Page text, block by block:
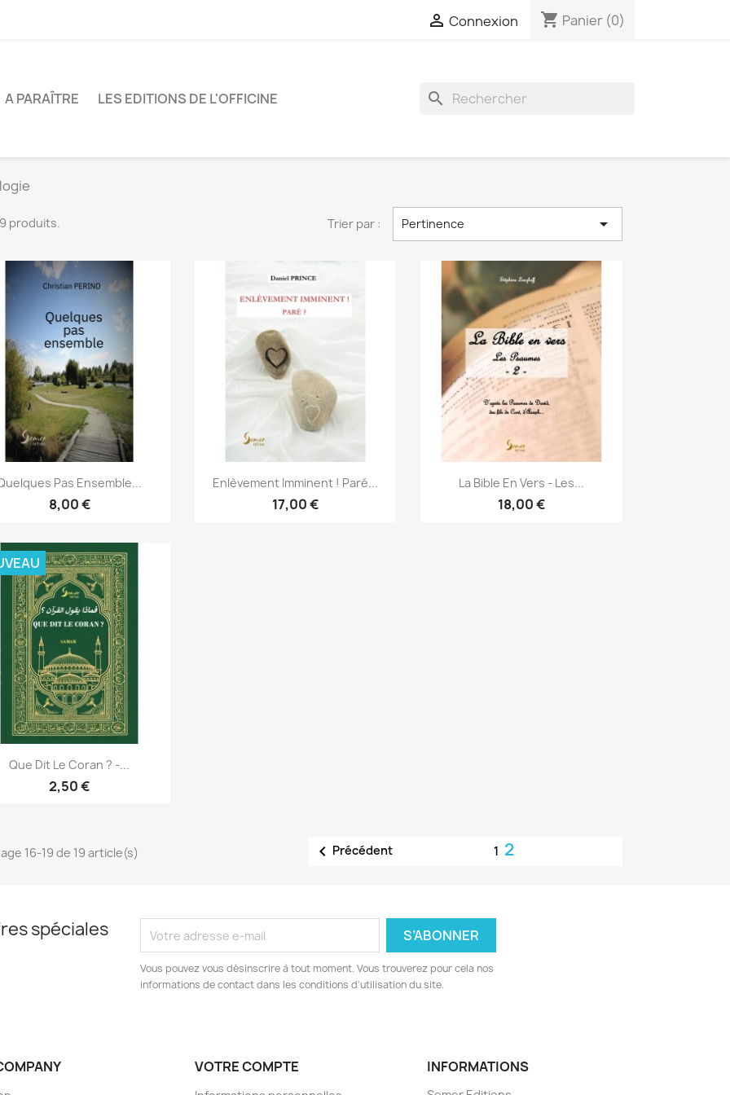
 Connexion shopping_cart Panier (0)
A PARAÎTRE LES EDITIONS DE L'OFFICINE search
produits. Trier par : Pertinence 
Aperçu rapide
Pas Ensemble...
8,00 €
Aperçu rapide
Enlèvement Imminent ! Paré...
17,00 €
Aperçu rapide
La Bible En Vers - Les...
18,00 €
 Aperçu rapide
Que Dit Le Coran ? -...
2,50 €
16-19 de 19 article(s)  Précédent 1 2
spéciales
Vous pouvez vous désinscrire à tout moment. Vous trouverez pour cela nos
informations de contact dans les conditions d'utilisation du site.
VOTRE COMPTE INFORMATIONS